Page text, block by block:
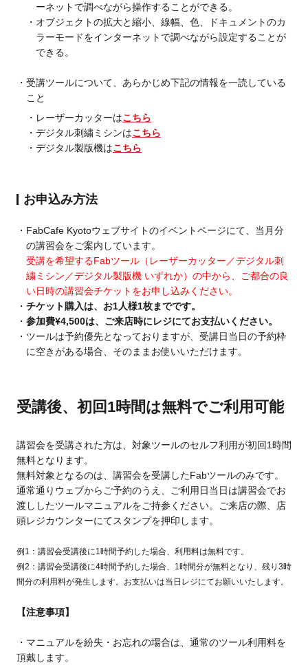
ーネットで調べながら操作することができる。
オブジェクトの拡大と縮小、線幅、色、ドキュメントのカ
ラーモードをインターネットで調べながら設定することが
できる。
受講ツールについて、あらかじめ下記の情報を一読している
こと
レーザーカッターはこちら
デジタル刺繍ミシンはこちら
デジタル製版機はこちら
お申込み方法
FabCafe Kyotoウェブサイトのイベントページにて、当月分
の講習会をご案内しています。
受講を希望するFabツール（レーザーカッター／デジタル刺
繍ミシン／デジタル製版機 いずれか）の中から、ご都合の良
い日時の講習会チケットをお申し込みください。
チケット購入は、お1人様1枚までです。
参加費¥4,500は、ご来店時にレジにてお支払いください。
ツールは予約優先となっておりますが、受講日当日の予約枠
に空きがある場合、そのままお使いいただけます。
受講後、初回1時間は無料でご利用可能
講習会を受講された方は、対象ツールのセルフ利用が初回1時間
無料となります。
無料対象となるのは、講習会を受講したFabツールのみです。
通常通りウェブからご予約のうえ、ご利用日当日は講習会でお
渡ししたツールマニュアルをご持参ください。ご来店の際、店
頭レジカウンターにてスタンプを押印します。
例1：講習会受講後に1時間予約した場合、利用料は無料です。
例2：講習会受講後に4時間予約した場合、1時間分が無料となり、残り3時
間分の利用料が発生します。お支払いは当日レジにてお願いいたします。
【注意事項】
・マニュアルを紛失・お忘れの場合は、通常のツール利用料を
頂戴します。